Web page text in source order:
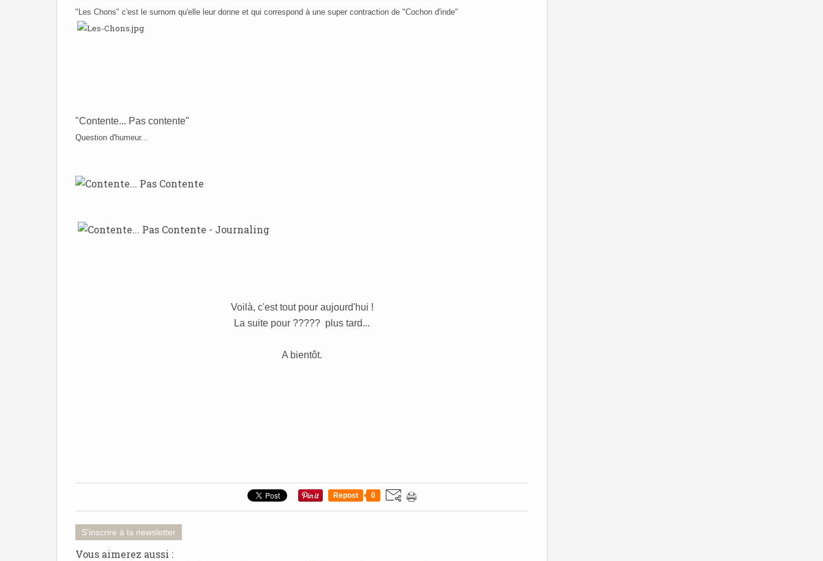
"Les Chons" c'est le surnom qu'elle leur donne et qui correspond à une super contraction de "Cochon d'inde"
"Contente... Pas contente"
Question d'humeur...
Voilà, c'est tout pour aujourd'hui !
La suite pour ????? plus tard...
A bientôt.
Repost 0
S'inscrire à la newsletter
Vous aimerez aussi :